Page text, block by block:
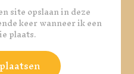
site opslaan in deze
keer wanneer ik een
plaats.